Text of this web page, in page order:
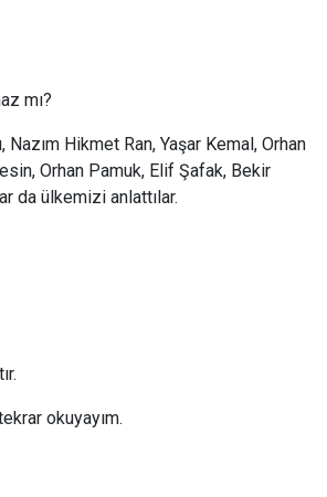
mı?
Hikmet Ran, Yaşar Kemal, Orhan
Orhan Pamuk, Elif Şafak, Bekir
da ülkemizi anlattılar.
okuyayım.